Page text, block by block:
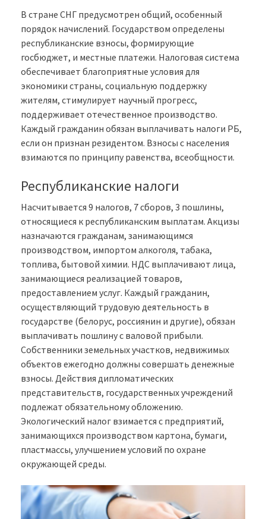
В стране СНГ предусмотрен общий, особенный
порядок начислений. Государством определены
республиканские взносы, формирующие
госбюджет, и местные платежи. Налоговая система
обеспечивает благоприятные условия для
экономики страны, социальную поддержку
жителям, стимулирует научный прогресс,
поддерживает отечественное производство.
Каждый гражданин обязан выплачивать налоги РБ,
если он признан резидентом. Взносы с населения
взимаются по принципу равенства, всеобщности.
Республиканские налоги
Насчитывается 9 налогов, 7 сборов, 3 пошлины,
относящиеся к республиканским выплатам. Акцизы
назначаются гражданам, занимающимся
производством, импортом алкоголя, табака,
топлива, бытовой химии. НДС выплачивают лица,
занимающиеся реализацией товаров,
предоставлением услуг. Каждый гражданин,
осуществляющий трудовую деятельность в
государстве (белорус, россиянин и другие), обязан
выплачивать пошлину с валовой прибыли.
Собственники земельных участков, недвижимых
объектов ежегодно должны совершать денежные
взносы. Действия дипломатических
представительств, государственных учреждений
подлежат обязательному обложению.
Экологический налог взимается с предприятий,
занимающихся производством картона, бумаги,
пластмассы, улучшением условий по охране
окружающей среды.